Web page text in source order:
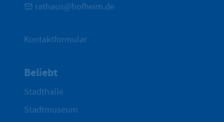
rathaus@hofheim.de
Kontaktformular
Beliebt
Stadthalle
Stadtmuseum